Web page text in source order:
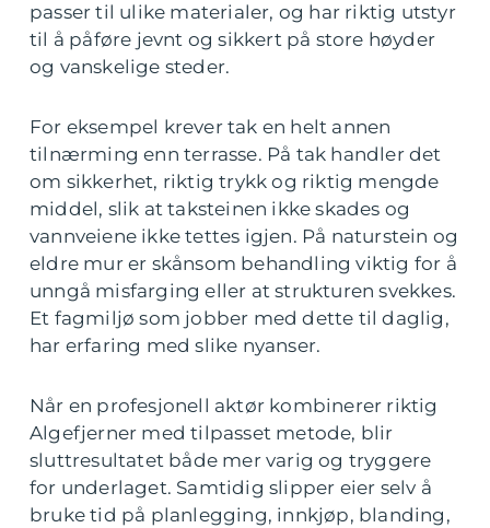
passer til ulike materialer, og har riktig utstyr
til å påføre jevnt og sikkert på store høyder
og vanskelige steder.
For eksempel krever tak en helt annen
tilnærming enn terrasse. På tak handler det
om sikkerhet, riktig trykk og riktig mengde
middel, slik at taksteinen ikke skades og
vannveiene ikke tettes igjen. På naturstein og
eldre mur er skånsom behandling viktig for å
unngå misfarging eller at strukturen svekkes.
Et fagmiljø som jobber med dette til daglig,
har erfaring med slike nyanser.
Når en profesjonell aktør kombinerer riktig
Algefjerner med tilpasset metode, blir
sluttresultatet både mer varig og tryggere
for underlaget. Samtidig slipper eier selv å
bruke tid på planlegging, innkjøp, blanding,